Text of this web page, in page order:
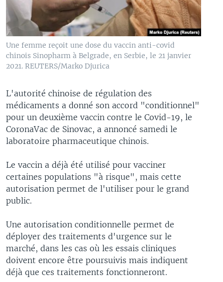
Une femme reçoit une dose du vaccin anti-covid
chinois Sinopharm à Belgrade, en Serbie, le 21 janvier
2021. REUTERS/Marko Djurica
L'autorité chinoise de régulation des
médicaments a donné son accord "conditionnel"
pour un deuxième vaccin contre le Covid-19, le
CoronaVac de Sinovac, a annoncé samedi le
laboratoire pharmaceutique chinois.
Le vaccin a déjà été utilisé pour vacciner
certaines populations "à risque", mais cette
autorisation permet de l'utiliser pour le grand
public.
Une autorisation conditionnelle permet de
déployer des traitements d'urgence sur le
marché, dans les cas où les essais cliniques
doivent encore être poursuivis mais indiquent
déjà que ces traitements fonctionneront.